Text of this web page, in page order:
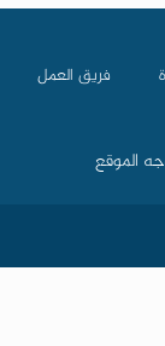
فريق العمل
الموقع